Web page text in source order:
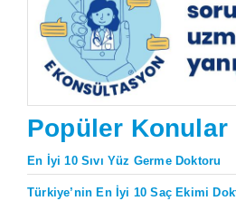
Popüler Konular
En İyi 10 Sıvı Yüz Germe Doktoru
Türkiye’nin En İyi 10 Saç Ekimi